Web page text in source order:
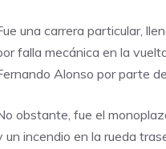
una carrera particular,
falla mecánica en la
Alonso por parte
obstante, fue el
un incendio en la rueda